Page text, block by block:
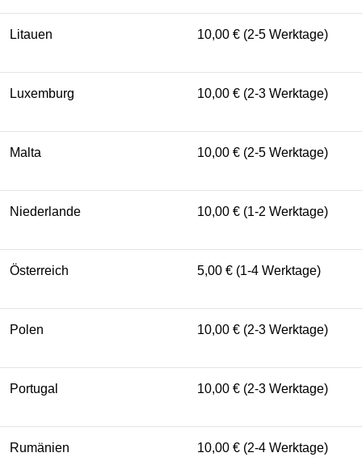
Litauen 10,00 € (2-5 Werktage)
Luxemburg 10,00 € (2-3 Werktage)
Malta 10,00 € (2-5 Werktage)
Niederlande 10,00 € (1-2 Werktage)
Österreich 5,00 € (1-4 Werktage)
Polen 10,00 € (2-3 Werktage)
Portugal 10,00 € (2-3 Werktage)
Rumänien 10,00 € (2-4 Werktage)